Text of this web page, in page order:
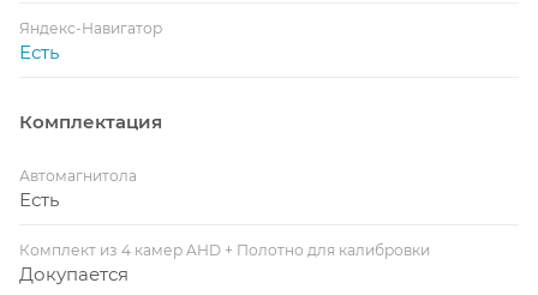
Яндекс-Навигатор
Есть
Комплектация
Автомагнитола
Есть
Комплект из 4 камер AHD + Полотно для калибровки
Докупается